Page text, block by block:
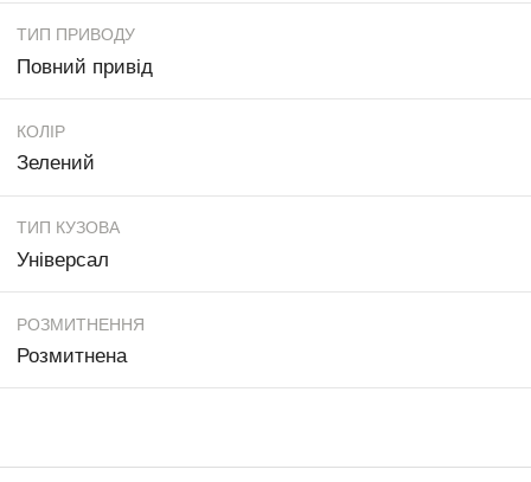
ТИП ПРИВОДУ
Повний привід
КОЛІР
Зелений
ТИП КУЗОВА
Універсал
РОЗМИТНЕННЯ
Розмитнена